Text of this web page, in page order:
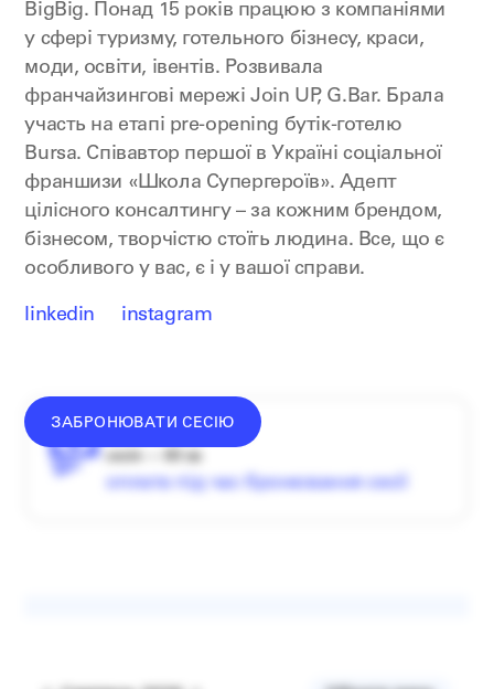
BigBig. Понад 15 років працюю з компаніями
у сфері туризму, готельного бізнесу, краси,
моди, освіти, івентів. Розвивала
франчайзингові мережі Join UP, G.Bar. Брала
участь на етапі pre-opening бутік-готелю
Bursa. Співавтор першої в Україні соціальної
франшизи «Школа Супергероїв». Адепт
цілісного консалтингу – за кожним брендом,
бізнесом, творчістю стоїть людина. Все, що є
особливого у вас, є і у вашої справи.
linkedin instagram
ЗАБРОНЮВАТИ СЕСІЮ
оплата під час бронювання сесії